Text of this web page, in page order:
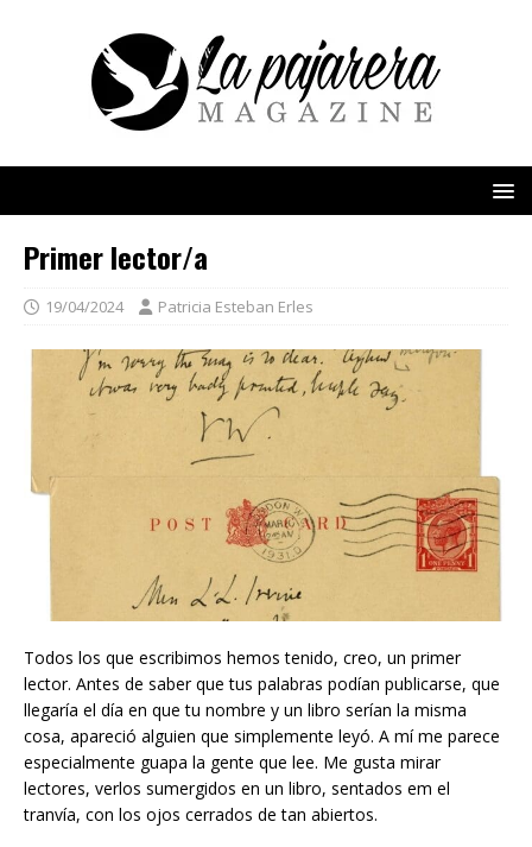
Primer lector/a
19/04/2024 Patricia Esteban Erles
Todos los que escribimos hemos tenido, creo, un primer
lector. Antes de saber que tus palabras podían publicarse, que
llegaría el día en que tu nombre y un libro serían la misma
cosa, apareció alguien que simplemente leyó. A mí me parece
especialmente guapa la gente que lee. Me gusta mirar
lectores, verlos sumergidos en un libro, sentados em el
tranvía, con los ojos cerrados de tan abiertos.